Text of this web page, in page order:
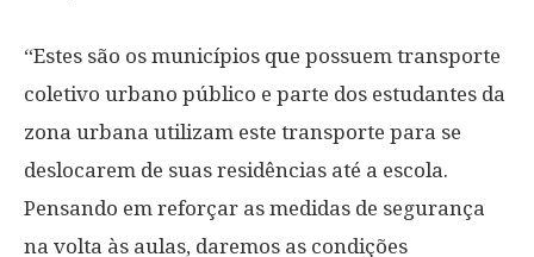
“Estes são os municípios que possuem transporte
coletivo urbano público e parte dos estudantes da
zona urbana utilizam este transporte para se
deslocarem de suas residências até a escola.
Pensando em reforçar as medidas de segurança
na volta às aulas, daremos as condições